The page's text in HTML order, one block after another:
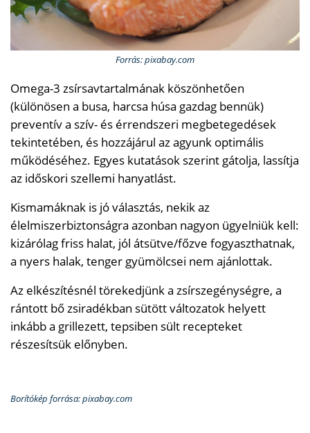
Forrás: pixabay.com
Omega-3 zsírsavtartalmának köszönhetően
(különösen a busa, harcsa húsa gazdag bennük)
preventív a szív- és érrendszeri megbetegedések
tekintetében, és hozzájárul az agyunk optimális
működéséhez. Egyes kutatások szerint gátolja, lassítja
az időskori szellemi hanyatlást.
Kismamáknak is jó választás, nekik az
élelmiszerbiztonságra azonban nagyon ügyelniük kell:
kizárólag friss halat, jól átsütve/főzve fogyaszthatnak,
a nyers halak, tenger gyümölcsei nem ajánlottak.
Az elkészítésnél törekedjünk a zsírszegénységre, a
rántott bő zsiradékban sütött változatok helyett
inkább a grillezett, tepsiben sült recepteket
részesítsük előnyben.
Borítókép forrása: pixabay.com